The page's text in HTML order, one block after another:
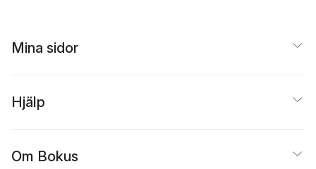
Mina sidor
Hjälp
Om Bokus